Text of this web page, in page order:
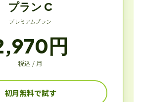
プラン C
プレミアムプラン
円
税込 / 月
初月無料で試す